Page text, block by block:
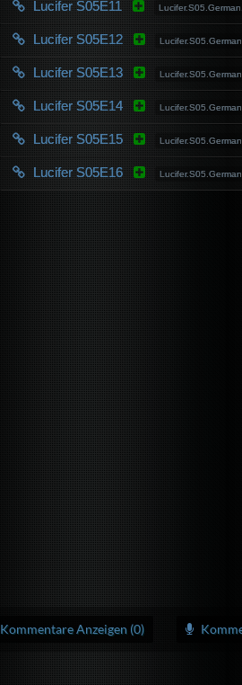
Lucifer S05E11
Lucifer S05E12
Lucifer S05E13
Lucifer S05E14
Lucifer S05E15
Lucifer S05E16
Kommentare Anzeigen (0)